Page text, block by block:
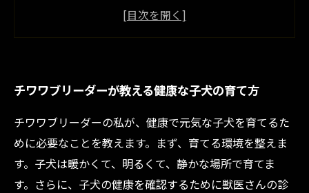
お家でのトレーニング方法と注意点
チワワブリーダーが教える健康な子犬の育て方
チワワブリーダーの私が、健康で元気な子犬を育てるた
めに必要なことを教えます。まず、育てる環境を整えま
す。子犬は暖かくて、明るくて、静かな場所で育てま
す。さらに、子犬の健康を確認するために獣医さんの診